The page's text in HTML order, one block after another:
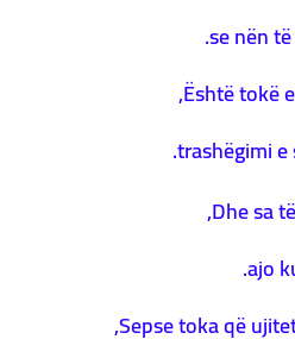
se nën
Është tokë
trashëgimi e
Dhe sa
ajo
Sepse toka që